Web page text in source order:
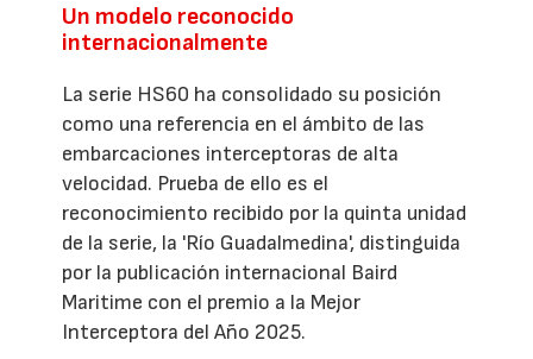
Un modelo reconocido
internacionalmente
La serie HS60 ha consolidado su posición
como una referencia en el ámbito de las
embarcaciones interceptoras de alta
velocidad. Prueba de ello es el
reconocimiento recibido por la quinta unidad
de la serie, la 'Río Guadalmedina', distinguida
por la publicación internacional Baird
Maritime con el premio a la Mejor
Interceptora del Año 2025.